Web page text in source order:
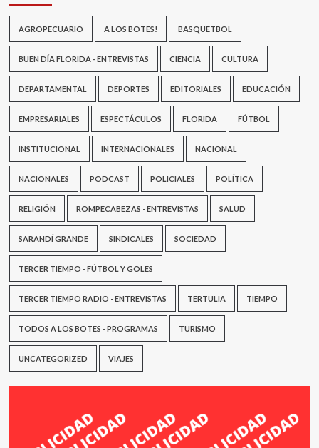
AGROPECUARIO A LOS BOTES! BASQUETBOL
BUEN DÍA FLORIDA - ENTREVISTAS CIENCIA CULTURA
DEPARTAMENTAL DEPORTES EDITORIALES EDUCACIÓN
EMPRESARIALES ESPECTÁCULOS FLORIDA FÚTBOL
INSTITUCIONAL INTERNACIONALES NACIONAL
NACIONALES PODCAST POLICIALES POLÍTICA
RELIGIÓN ROMPECABEZAS - ENTREVISTAS SALUD
SARANDÍ GRANDE SINDICALES SOCIEDAD
TERCER TIEMPO - FÚTBOL Y GOLES
TERCER TIEMPO RADIO - ENTREVISTAS TERTULIA TIEMPO
TODOS A LOS BOTES - PROGRAMAS TURISMO
UNCATEGORIZED VIAJES